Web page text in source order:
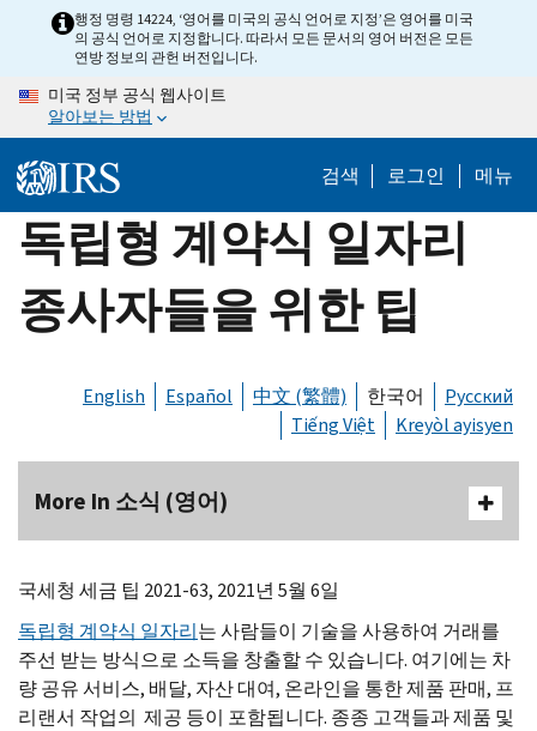
content
행정 명령 14224, ‘영어를 미국의 공식 언어로 지정’은 영어를 미국
의 공식 언어로 지정합니다. 따라서 모든 문서의 영어 버전은 모든
연방 정보의 관헌 버전입니다.
미국 정부 공식 웹사이트
알아보는 방법
검색 로그인 메뉴
독립형 계약식 일자리
종사자들을 위한 팁
English Español 中文 (繁體) 한국어
Русский
Tiếng Việt
Kreyòl ayisyen
More In 소식 (영어)
국세청 세금 팁 2021-63, 2021년 5월 6일
독립형 계약식 일자리는 사람들이 기술을 사용하여 거래를
주선 받는 방식으로 소득을 창출할 수 있습니다. 여기에는 차
량 공유 서비스, 배달, 자산 대여, 온라인을 통한 제품 판매, 프
리랜서 작업의 제공 등이 포함됩니다. 종종 고객들과 제품 및